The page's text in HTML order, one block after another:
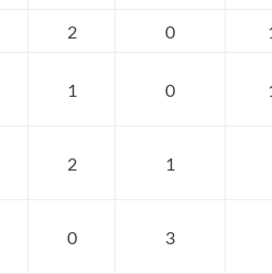
2 0
1 0
2 1
0 3